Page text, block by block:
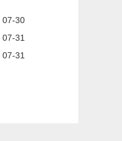
07-30
07-31
07-31